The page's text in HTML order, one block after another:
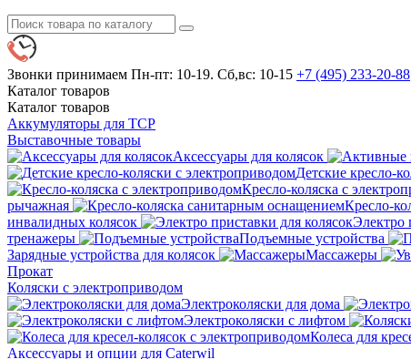
Звонки принимаем Пн-пт: 10-19. Сб,вс: 10-15 +7 (495) 233-20-88
Каталог товаров
Каталог товаров
Аккумуляторы для ТСР
Выставочные товары
Аксессуары для колясок
Детские кресло-
Кресло-коляска с
рычажная
Кресло-
инвалидных колясок
Электро
тренажеры
Подъемные устройства
Зарядные устройства для колясок
Массажеры
Прокат
Коляски с электроприводом
Электроколяски для дома
Электроколяски с лифтом
Колеса для
Аксессуары и опции для Caterwil